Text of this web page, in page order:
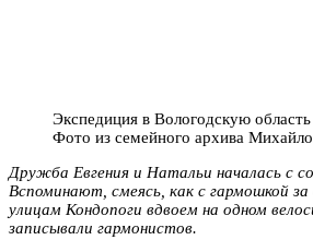
Экспедиция в Вологодскую
Фото из семейного архива
Дружба Евгения и Натальи началась с
Вспоминают, смеясь, как с гармошкой за
улицам Кондопоги вдвоем на одном
записывали гармонистов.